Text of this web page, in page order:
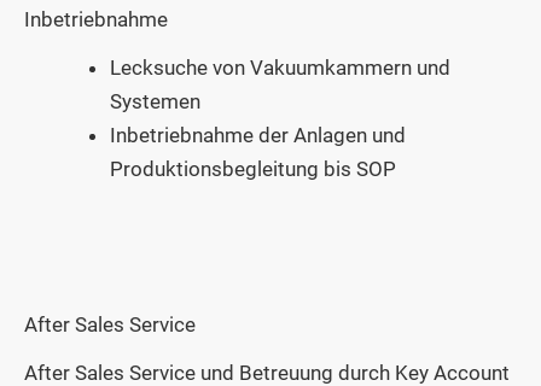
Inbetriebnahme
Lecksuche von Vakuumkammern und
Systemen
Inbetriebnahme der Anlagen und
Produktionsbegleitung bis SOP
After Sales Service
After Sales Service und Betreuung durch Key Account